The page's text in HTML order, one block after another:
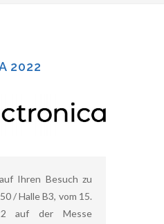
2022
Ihren Besuch zu
/ Halle B3, vom 15.
auf der Messe